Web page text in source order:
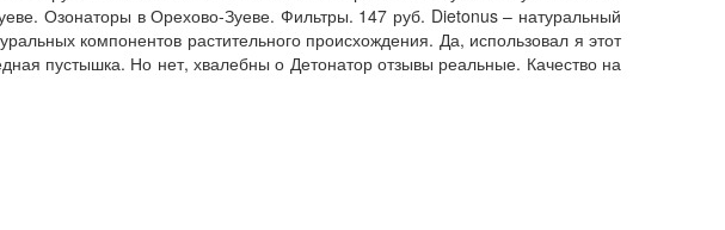
Озонаторы в Орехово-Зуеве. Фильтры. 147 руб. Dietonus – натуральный
компонентов растительного происхождения. Да, использовал я этот
пустышка. Но нет, хвалебны о Детонатор отзывы реальные. Качество на